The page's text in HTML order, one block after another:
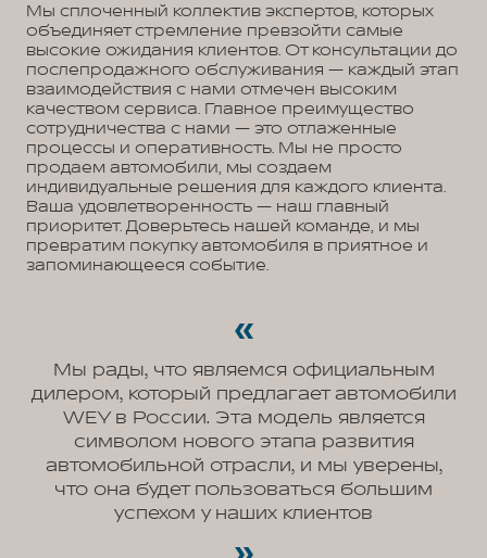
Мы сплоченный коллектив экспертов, которых
объединяет стремление превзойти самые
высокие ожидания клиентов. От консультации до
послепродажного обслуживания — каждый этап
взаимодействия с нами отмечен высоким
качеством сервиса. Главное преимущество
сотрудничества с нами — это отлаженные
процессы и оперативность. Мы не просто
продаем автомобили, мы создаем
индивидуальные решения для каждого клиента.
Ваша удовлетворенность — наш главный
приоритет. Доверьтесь нашей команде, и мы
превратим покупку автомобиля в приятное и
запоминающееся событие.
Мы рады, что являемся официальным
дилером, который предлагает автомобили
WEY в России. Эта модель является
символом нового этапа развития
автомобильной отрасли, и мы уверены,
что она будет пользоваться большим
успехом у наших клиентов